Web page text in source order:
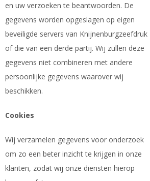
en uw verzoeken te beantwoorden. De
gegevens worden opgeslagen op eigen
beveiligde servers van Knijnenburgzeefdruk
of die van een derde partij. Wij zullen deze
gegevens niet combineren met andere
persoonlijke gegevens waarover wij
beschikken.
Cookies
Wij verzamelen gegevens voor onderzoek
om zo een beter inzicht te krijgen in onze
klanten, zodat wij onze diensten hierop